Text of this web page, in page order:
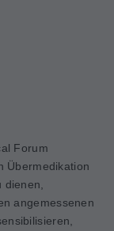
Forum
Übermedikation
angemessenen